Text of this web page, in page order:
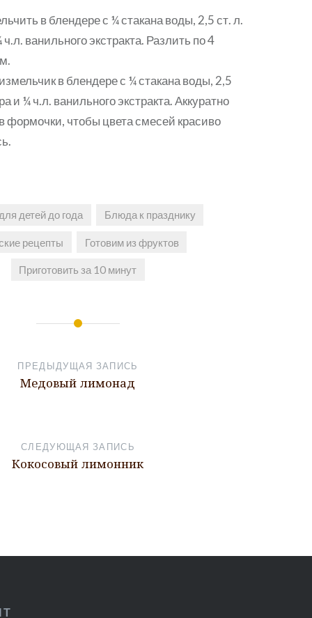
в блендере с ¼ стакана воды, 2,5 ст. л.
ванильного экстракта. Разлить по 4
в блендере с ¼ стакана воды, 2,5
и ¼ ч.л. ванильного экстракта. Аккуратно
формочки, чтобы цвета смесей красиво
детей до года Блюда к празднику
рецепты Готовим из фруктов
Приготовить за 10 минут
ПРЕДЫДУЩАЯ ЗАПИСЬ
Медовый лимонад
СЛЕДУЮЩАЯ ЗАПИСЬ
Кокосовый лимонник